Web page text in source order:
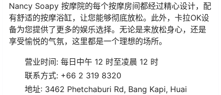
Nancy Soapy 按摩院的每个按摩房间都经过精心设计，配
有舒适的按摩浴缸，让您能够彻底放松。此外，卡拉OK设
备为您提供了更多的娱乐选择。无论是来放松身心，还是
享受愉悦的气氛，这里都是一个理想的场所。
营业时间: 每日中午 12 时至凌晨 12 时
联系方式: +66 2 319 8320
地址: 3462 Phetchaburi Rd, Bang Kapi, Huai